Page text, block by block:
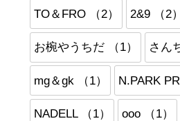
TO＆FRO （2） 2&9 （2）
お椀やうちだ （1） さん
mg＆gk （1） N.PARK
NADELL （1） ooo （1）